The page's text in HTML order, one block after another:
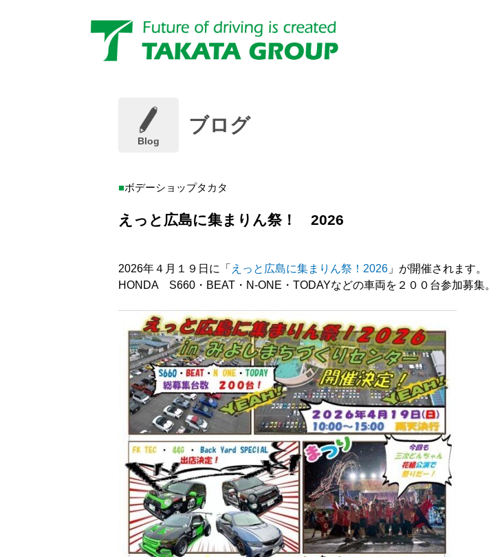
Blog
ブログ
ボデーショップタカタ
えっと広島に集まりん祭！ 2026
2026年４月１９日に「 えっと広島に集まりん祭！2026 」が開催されます。
HONDA S660・BEAT・N-ONE・TODAYなどの車両を２００台参加募集。